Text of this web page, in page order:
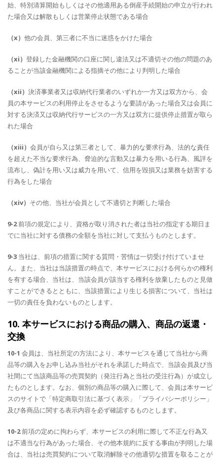
始、特別清算開始もしくはその他適用ある倒産手続開始の申立が行われ
た場合又は解散もしくは営業停止状態である場合
（x） 他の会員、第三者に不当に迷惑をかけた場合
（xi） 登録した金融機関の口座に関し違法又は不適切その他の問題のあ
ることが当該金融機関による指摘その他により判明した場合
（xii） 決済事業者又は収納代行業者のいずれか一方又は双方から、会
員の本サービスの利用停止をさせるような要請があった場合又は会員に
対する決済又は収納代行サービスの一方又は双方に提供停止措置が取ら
れた場合
（xiii） 会員が自ら又は第三者として、暴力的な要求行為、法的な責任
を超えた不当な要求行為、脅迫的な言動又は暴力を用いる行為、風評を
流布し、偽計を用い又は威力を用いて、信用を毀損又は業務を妨害する
行為をした場合
（xiv） その他、当社が会員として不適切と判断した場合
9-2前項の規定により、資格が取り消された者は当社の指定する期日ま
でに当社に対する債務の全額を当社に対して支払うものとします。
9-3 当社は、前項の措置に関する質問・苦情は一切受け付けていませ
ん。また、当社は当該措置の時点で、本サービスにおける何らかの権利
を有する場合、当社は、当該会員が該当する権利を放棄したものと見做
すことができるとともに、当該措置により生じる損害について、当社は
一切の責任を負わないものとします。
10. 本サービスにおける商品の購入、商品の返還・
交換
10-1 会員は、当社所定の方法により、本サービスを通じて当社から商
品等の購入をお申し込み当社がそれを承諾した時点で、当該会員及び当
社間にて当該商品等の売買契約（発注行為と当社の受注行為）が成立し
たものとします。なお、個別の商品等の購入に際して、会員は本サービ
スのサイトで「特定商取引法に基づく表示」「プライバシーポリシー」
及び各商品に関する表示内容を必ず確認するものとします。
10-2前項の定めに拘わらず、本サービスの利用に際して不正な行為又
は不適当な行為があった場合、その他本規約に反する事由が判明した場
合は、当社は売買契約について取消解除その他適切な措置を取ることが